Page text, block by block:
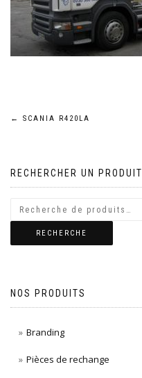
Navigation
l’article
← SCANIA R420LA
RECHERCHER UN PRODUIT
RECHERCHE
NOS PRODUITS
Branding
Pièces de rechange